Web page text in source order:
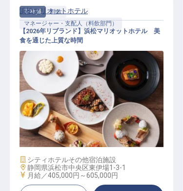
正社員
料飲
マネージャー・支配人（料飲部門）
料飲支配人候補│月給40.5万円～／
グローバルと浜松の伝統の融合
浜松マリオットホテル
【2026年リブランド】浜松マリオットホテル 美
食を通じた上質な時間
施設業態
シティホテルその他宿泊施設
勤務地
静岡県浜松市中央区東伊場1-3-1
給与
月給／405,000円～605,000円